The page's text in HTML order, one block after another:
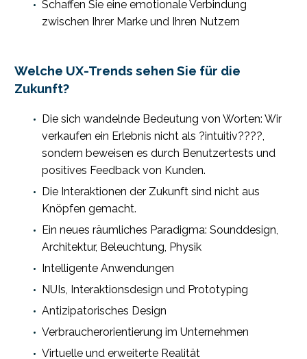
Schaffen Sie eine emotionale Verbindung
zwischen Ihrer Marke und Ihren Nutzern
Welche UX-Trends sehen Sie für die
Zukunft?
Die sich wandelnde Bedeutung von Worten: Wir
verkaufen ein Erlebnis nicht als ?intuitiv????,
sondern beweisen es durch Benutzertests und
positives Feedback von Kunden.
Die Interaktionen der Zukunft sind nicht aus
Knöpfen gemacht.
Ein neues räumliches Paradigma: Sounddesign,
Architektur, Beleuchtung, Physik
Intelligente Anwendungen
NUIs, Interaktionsdesign und Prototyping
Antizipatorisches Design
Verbraucherorientierung im Unternehmen
Virtuelle und erweiterte Realität